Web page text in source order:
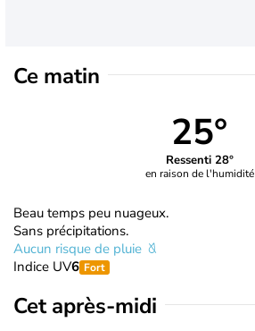
Ce matin
25°
Ressenti 28°
en raison de l'humidité
Beau temps peu nuageux.
Sans précipitations.
Aucun risque de pluie
Indice UV6 Fort
Cet après-midi